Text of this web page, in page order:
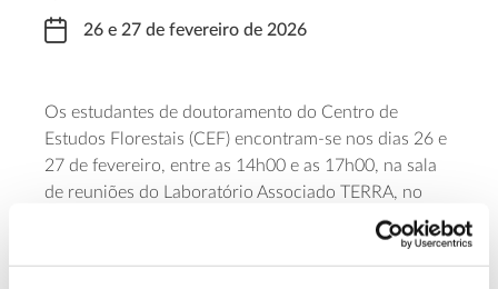
26 e 27 de fevereiro de 2026
Os estudantes de doutoramento do Centro de
Estudos Florestais (CEF) encontram-se nos dias 26 e
27 de fevereiro, entre as 14h00 e as 17h00, na sala
de reuniões do Laboratório Associado TERRA, no
Instituto Superior de Agronomia (ISA). Trata-se do
primeiro Encontro promovido pelos estudantes de
doutoramento do CEF e decorre no âmbito das